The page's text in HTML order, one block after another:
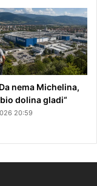
nema Michelina,
dolina gladi“
20:59